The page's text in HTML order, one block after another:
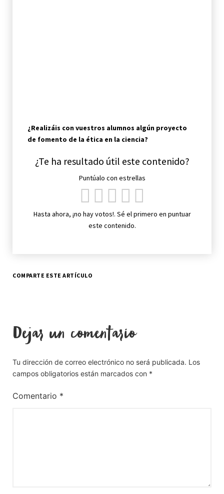
¿Realizáis con vuestros alumnos algún proyecto
de fomento de la ética en la ciencia?
¿Te ha resultado útil este contenido?
Puntúalo con estrellas
Hasta ahora, ¡no hay votos!. Sé el primero en puntuar
este contenido.
COMPARTE ESTE ARTÍCULO
Dejar un comentario
Tu dirección de correo electrónico no será publicada. Los
campos obligatorios están marcados con *
Comentario *